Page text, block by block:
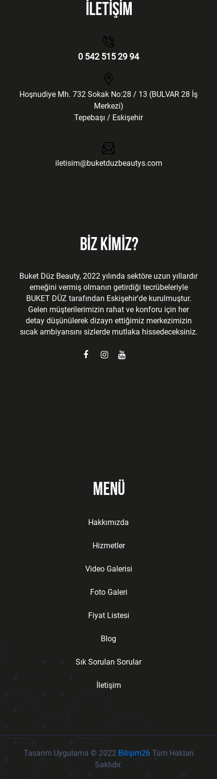
İLETİŞİM
0 542 515 29 94
Hoşnudiye Mh. 732 Sokak No:28 / 13 (BULVAR 28 İş
Merkezi)
Tepebaşı / Eskişehir
iletisim@buketduzbeautys.com
BİZ KİMİZ?
Buket Düz Beauty, 2022 yılında sektöre uzun yıllardır
emeğini vermiş olmanın getirdiği tecrübeleriyle
BUKET DÜZ tarafından Eskişehir'de kurulmuştur.
Gelen müşterilerimizin rahat ve konforu için her
detay düşünülerek dizayn ettiğimiz merkezimizin
sıcak ambiyansını sizlerde mutlaka hissedeceksiniz.
Menü
Hakkımızda
Hizmetler
Video Galerisi
Foto Galeri
Fiyat Listesi
Blog
Sık Sorulan Sorular
İletişim
Tasarım Uygulama © 2022 Bilişim26Tüm Hakları
Saklıdır.